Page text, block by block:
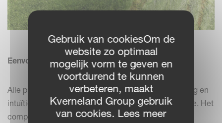
Eenvoudige bediening, eenvoudig in gebruik
Alle prestatieverbeterende afstellingen zijn eenvoudig en
intuïtief uit te voeren op de nieuwe EXTRA 300F-serie. Het
compacte ontwerp kan nu eenvoudig worden
Gebruik van cookiesOm de
website zo optimaal
mogelijk vorm te geven en
voortdurend te kunnen
verbeteren, maakt
Kverneland Group gebruik
van cookies. Lees meer